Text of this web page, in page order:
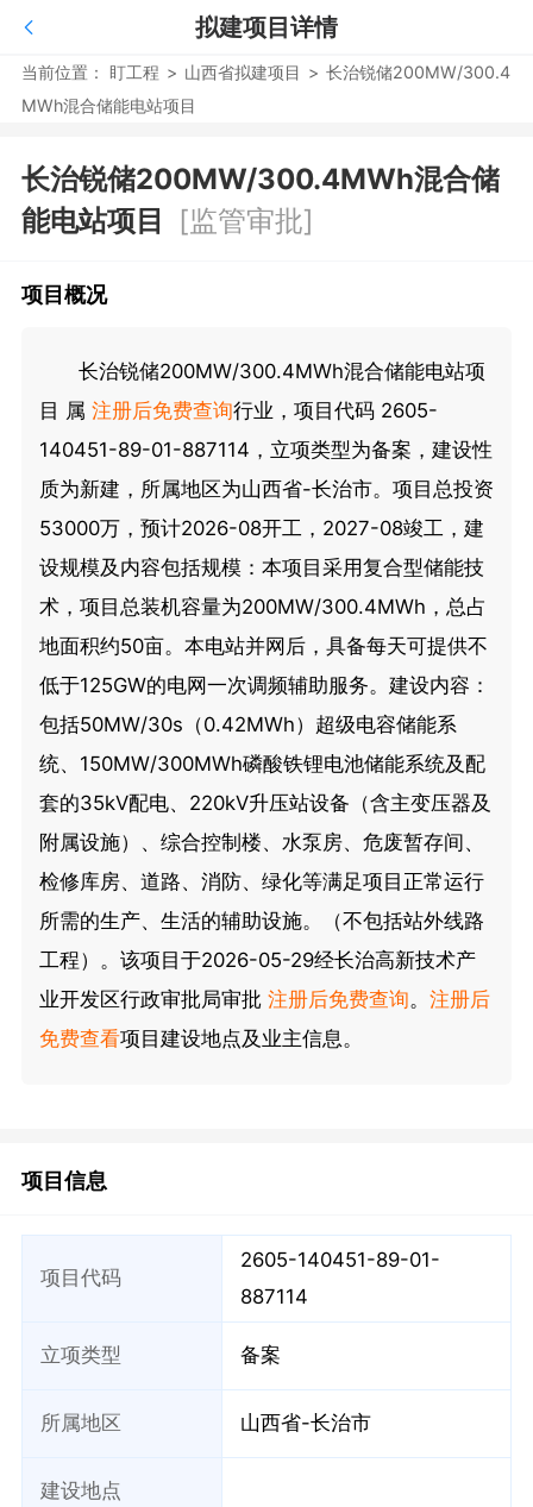
拟建项目详情
当前位置： 盯工程 > 山西省拟建项目 > 长治锐储200MW/300.4
MWh混合储能电站项目
长治锐储200MW/300.4MWh混合储
能电站项目
[监管审批]
项目概况
长治锐储200MW/300.4MWh混合储能电站项
目 属 注册后免费查询行业，项目代码 2605-
140451-89-01-887114，立项类型为备案，建设性
质为新建，所属地区为山西省-长治市。项目总投资
53000万，预计2026-08开工，2027-08竣工，建
设规模及内容包括规模：本项目采用复合型储能技
术，项目总装机容量为200MW/300.4MWh，总占
地面积约50亩。本电站并网后，具备每天可提供不
低于125GW的电网一次调频辅助服务。建设内容：
包括50MW/30s（0.42MWh）超级电容储能系
统、150MW/300MWh磷酸铁锂电池储能系统及配
套的35kV配电、220kV升压站设备（含主变压器及
附属设施）、综合控制楼、水泵房、危废暂存间、
检修库房、道路、消防、绿化等满足项目正常运行
所需的生产、生活的辅助设施。（不包括站外线路
工程）。该项目于2026-05-29经长治高新技术产
业开发区行政审批局审批注册后免费查询。 注册后
免费查看项目建设地点及业主信息。
项目信息
项目代码
2605-140451-89-01-
887114
立项类型 备案
所属地区 山西省-长治市
建设地点